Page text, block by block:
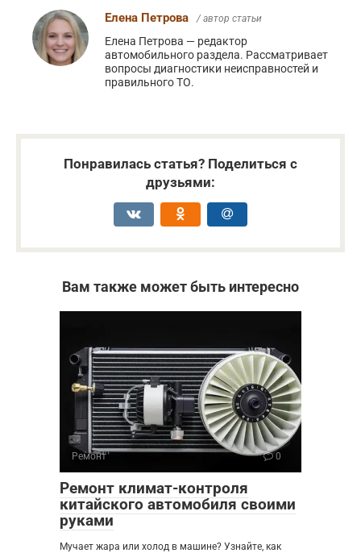
Елена Петрова / автор статьи
Елена Петрова — редактор
автомобильного раздела. Рассматривает
вопросы диагностики неисправностей и
правильного ТО.
Понравилась статья? Поделиться с
друзьями:
Вам также может быть интересно
Ремонт 0
Ремонт климат-контроля
китайского автомобиля своими
руками
Мучает жара или холод в машине? Узнайте, как